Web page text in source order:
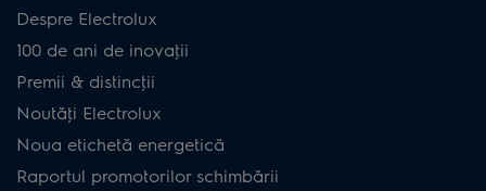
Despre Electrolux
100 de ani de inovaţii
Premii & distincţii
Noutăţi Electrolux
Noua etichetă energetică
Raportul promotorilor schimbării